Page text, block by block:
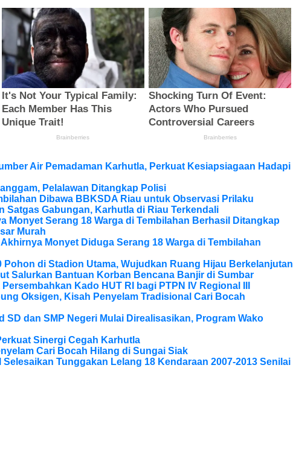
Air Pemadaman Karhutla, Perkuat Kesiapsiagaan Hadapi
Pelalawan Ditangkap Polisi
Dibawa BBKSDA Riau untuk Observasi Prilaku
Satgas Gabungan, Karhutla di Riau Terkendali
Monyet Serang 18 Warga di Tembilahan Berhasil Ditangkap
Murah
Monyet Diduga Serang 18 Warga di Tembilahan
Pohon di Stadion Utama, Wujudkan Ruang Hijau Berkelanjutan
Salurkan Bantuan Korban Bencana Banjir di Sumbar
Kado HUT RI bagi PTPN IV Regional III
Oksigen, Kisah Penyelam Tradisional Cari Bocah
SD dan SMP Negeri Mulai Direalisasikan, Program Wako
Sinergi Cegah Karhutla
Cari Bocah Hilang di Sungai Siak
Tunggakan Lelang 18 Kendaraan 2007-2013 Senilai